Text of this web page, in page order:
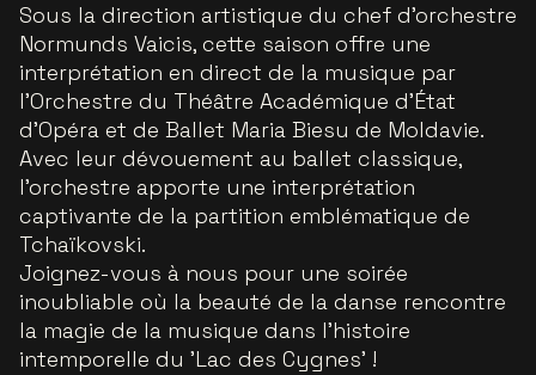
Sous la direction artistique du chef d'orchestre
Normunds Vaicis, cette saison offre une
interprétation en direct de la musique par
l'Orchestre du Théâtre Académique d'État
d'Opéra et de Ballet Maria Biesu de Moldavie.
Avec leur dévouement au ballet classique,
l'orchestre apporte une interprétation
captivante de la partition emblématique de
Tchaïkovski.
Joignez-vous à nous pour une soirée
inoubliable où la beauté de la danse rencontre
la magie de la musique dans l'histoire
intemporelle du 'Lac des Cygnes' !